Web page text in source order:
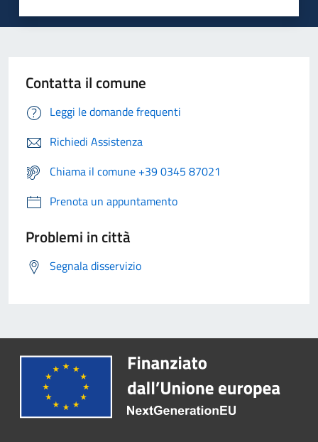
Contatta il comune
Leggi le domande frequenti
Richiedi Assistenza
Chiama il comune +39 0345 87021
Prenota un appuntamento
Problemi in città
Segnala disservizio